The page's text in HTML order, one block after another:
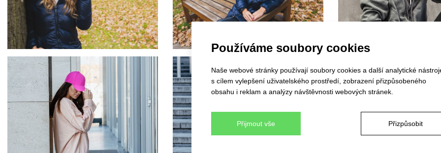
Používáme soubory cookies
Naše webové stránky používají soubory cookies a další analytické
s cílem vylepšení uživatelského prostředí, zobrazení přizpůsobeného
obsahu i reklam a analýzy návštěvnosti webových stránek.
Přijmout vše Přizpůsobit